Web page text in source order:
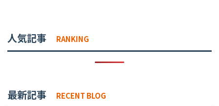
人気記事 RANKING
最新記事 RECENT BLOG